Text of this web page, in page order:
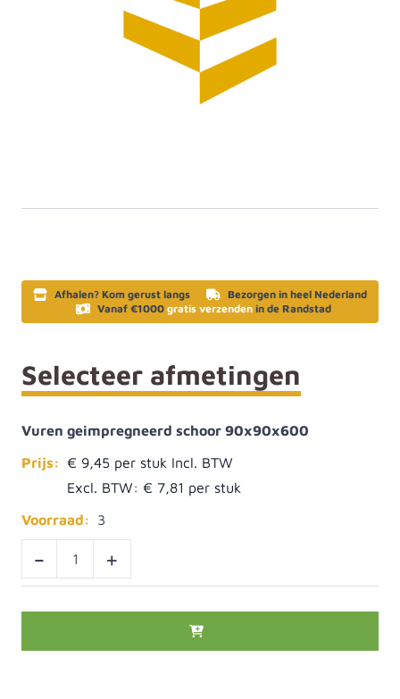
90mm
90mm
600mm
Afhalen? Kom gerust langs
Bezorgen in heel Nederland
Vanaf €1000 gratis verzenden in de Randstad
Selecteer afmetingen
Vuren geimpregneerd schoor 90x90x600
Prijs: € 9,45
Excl. BTW: € 7,81
Voorraad:
3
- +